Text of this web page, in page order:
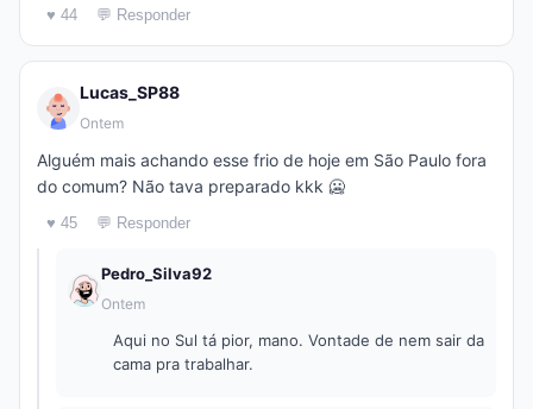
♥ 44 💬 Responder
Lucas_SP88
Ontem
Alguém mais achando esse frio de hoje em São Paulo fora
do comum? Não tava preparado kkk 🥶
♥ 45 💬 Responder
Pedro_Silva92
Ontem
Aqui no Sul tá pior, mano. Vontade de nem sair da
cama pra trabalhar.